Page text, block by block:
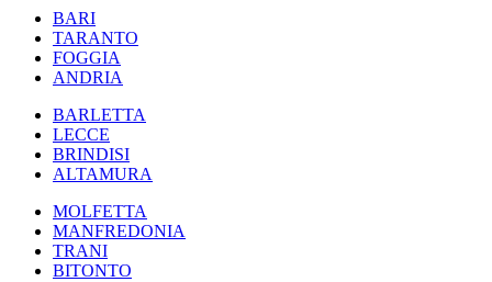
BARI
TARANTO
FOGGIA
ANDRIA
BARLETTA
LECCE
BRINDISI
ALTAMURA
MOLFETTA
MANFREDONIA
TRANI
BITONTO